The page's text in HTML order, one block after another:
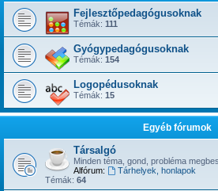
Fejlesztőpedagógusoknak
Témák: 111
Gyógypedagógusoknak
Témák: 154
Logopédusoknak
Témák: 15
Egyéb fórumok
Társalgó
Minden téma, gond, probléma
Alfórum:
Tárhelyek, honlapok
Témák: 64